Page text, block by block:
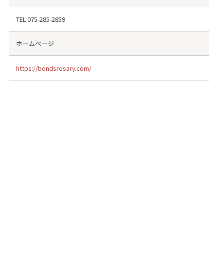
TEL 075-285-2859
ホームページ
https://bondsrosary.com/